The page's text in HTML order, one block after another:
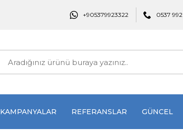
+905379923322 0537
KAMPANYALAR REFERANSLAR GÜNCEL